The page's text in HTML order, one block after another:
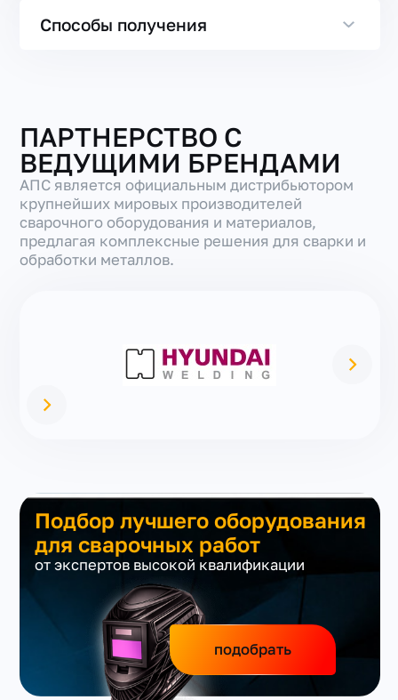
Способы получения
ПАРТНЕРСТВО С
ВЕДУЩИМИ БРЕНДАМИ
АПС является официальным дистрибьютором
крупнейших мировых производителей
сварочного оборудования и материалов,
предлагая комплексные решения для сварки и
обработки металлов.
Подбор лучшего оборудования
для сварочных работ
от экспертов высокой квалификации
подобрать